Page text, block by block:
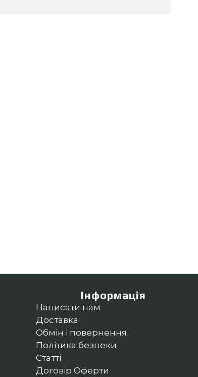
Інформація
Написати нам
Доставка
Обмін і повернення
Політика безпеки
Статті
Договір Оферти